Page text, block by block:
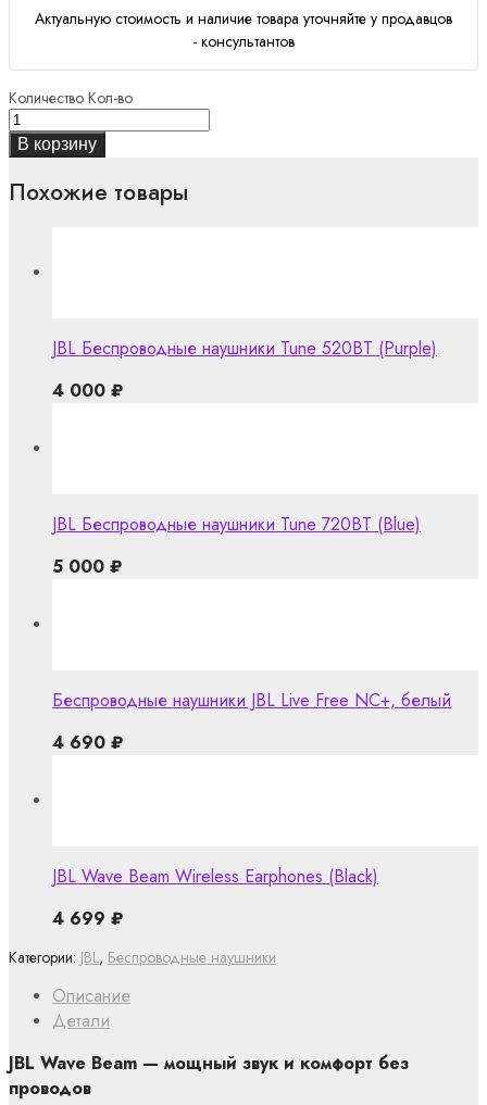
Актуальную стоимость и наличие товара уточняйте у продавцов
- консультантов
Количество Кол-во
В корзину
Описание
Детали
JBL Wave Beam — мощный звук и комфорт без
проводов
Категории: JBL, Беспроводные наушники
Похожие товары
JBL Беспроводные наушники Tune 520BT (Purple)
4 000 ₽
JBL Беспроводные наушники Tune 720BT (Blue)
5 000 ₽
Беспроводные наушники JBL Live Free NC+, белый
4 690 ₽
JBL Wave Beam Wireless Earphones (Black)
4 699 ₽